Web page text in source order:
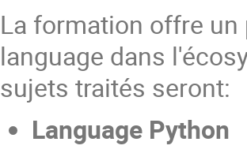
La formation offre
language dans
sujets traités seront:
Language Python